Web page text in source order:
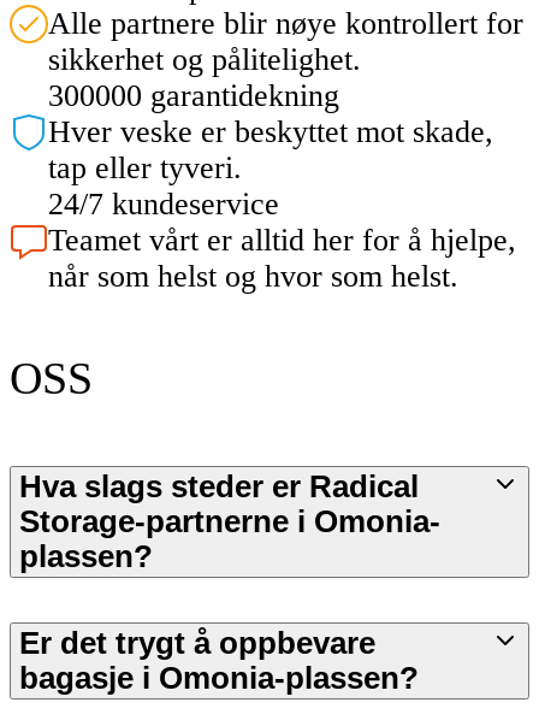
Alle partnere blir nøye kontrollert for
sikkerhet og pålitelighet.
300000 garantidekning
Hver veske er beskyttet mot skade,
tap eller tyveri.
24/7 kundeservice
Teamet vårt er alltid her for å hjelpe,
når som helst og hvor som helst.
OSS
Hva slags steder er Radical
Storage-partnerne i Omonia-
plassen?
Er det trygt å oppbevare
bagasje i Omonia-plassen?